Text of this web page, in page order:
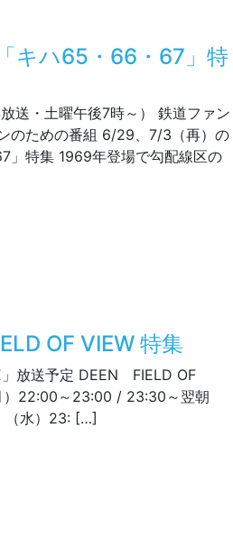
キハ65・66・67」特
送・土曜午後7時～） 鉄道ファン
のための番組 6/29、7/3（再）の
」特集 1969年登場で勾配線区の
OF VIEW 特集
放送予定 DEEN FIELD OF
）22:00～23:00 / 23:30～翌朝
（水）23: […]